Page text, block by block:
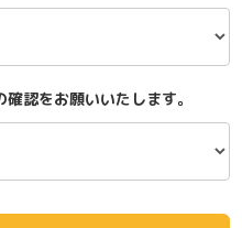
認をお願いいたします。